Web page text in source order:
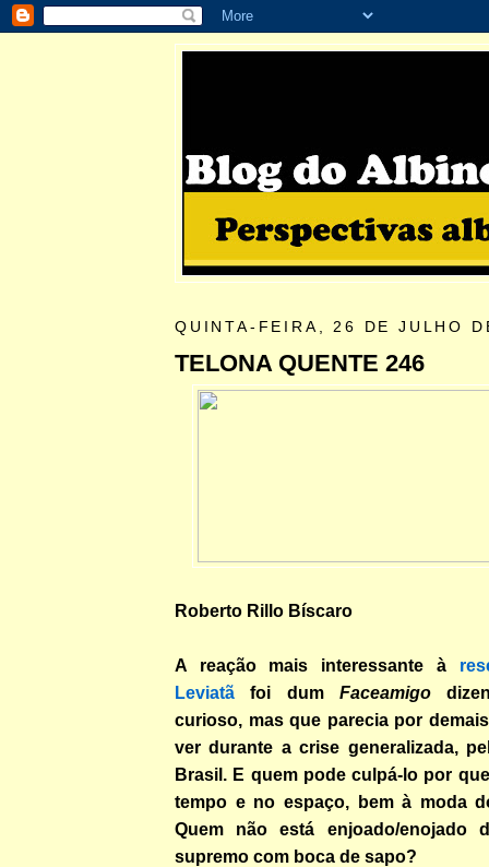
QUINTA-FEIRA, 26 DE JULHO
TELONA QUENTE 246
Roberto Rillo Bíscaro
A reação mais interessante à
Leviatã foi dum Faceamigo
curioso, mas que parecia por
ver durante a crise generalizada,
Brasil. E quem pode culpá-lo por
tempo e no espaço, bem à moda
Quem não está enjoado/enojado
supremo com boca de sapo?